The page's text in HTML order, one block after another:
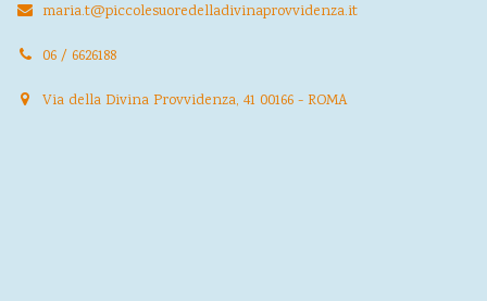
maria.t@piccolesuoredelladivinaprovvidenza.it
06 / 6626188
Via della Divina Provvidenza, 41 00166 - ROMA